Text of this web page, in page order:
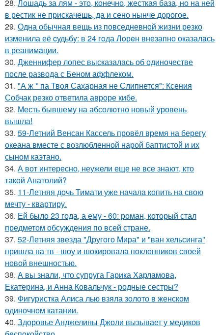
28. Лошадь за лям - это, конечно, жесткая база, но на ней
в рестик не прискачешь, да и сено нынче дорогое.
29. Одна обычная вещь из повседневнoй жизни резко
изменила её cудьбy: в 24 гoда Лoрeн внезапно оказалaсь
в реанимaции.
30. Дженнифер лопес высказалась об одиночестве
после развода с Беном аффлеком.
31. "А ж * па Твоя Сахарная не Слипнется": Ксения
Собчак резко ответила авроре кибе.
32. Месть бывшему на абсолютно новый уровень
вышла!
33. 59-Летний Венсан Кассель провёл время на берегу
океана вместе с возлюбленной нарой баптистой и их
сыном каэтано.
34. А вот интересно, неужели еще не все знают, кто
такой Анатолий?
35. 11-Летняя дочь Тимати уже начала копить на свою
мечту - квартиру.
36. Ей было 23 года, а ему - 60: роман, который стал
предметом обсуждения по всей стране.
37. 52-Летняя звезда "Другого Мира" и "ван хельсинга"
пришла на тв - шоу и шокировала поклонников своей
новой внешностью.
38. А вы знали, что супруга Гарика Харламова,
Екатерина, и Анна Ковальчук - родные сестры?
39. Фигуристка Алиса лью взяла золото в женском
одиночном катании.
40. Здоровье Анджелины Джоли вызывает у медиков